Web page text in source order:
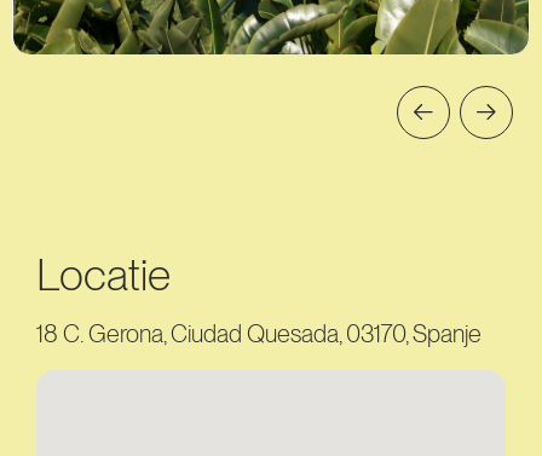
Locatie
18 C. Gerona, Ciudad Quesada, 03170, Spanje